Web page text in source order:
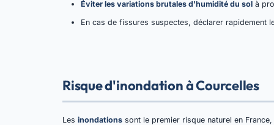
Éviter les variations brutales d'humidité du sol à
En cas de fissures suspectes, déclarer rapidement
Risque d'inondation à Courcelles
Les inondations sont le premier risque naturel en